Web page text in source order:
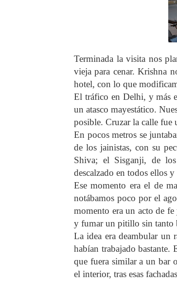
Terminada la visita nos
vieja para cenar. Krishna
hotel, con lo que
El tráfico en Delhi, y más
un atasco mayestático.
posible. Cruzar la calle fue
En pocos metros se
de los jainistas, con su
Shiva; el Sisganji, de
descalzado en todos ellos
Ese momento era el de
notábamos poco por el
momento era un acto de
y fumar un pitillo sin tanto
La idea era deambular un
habían trabajado
que fuera similar a un bar
el interior, tras esas